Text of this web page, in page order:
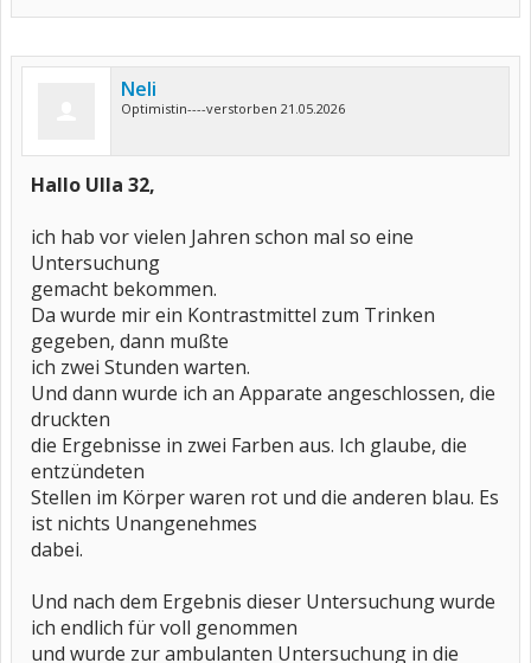
Neli
Optimistin----verstorben 21.05.2026
Hallo Ulla 32,
ich hab vor vielen Jahren schon mal so eine
Untersuchung
gemacht bekommen.
Da wurde mir ein Kontrastmittel zum Trinken
gegeben, dann mußte
ich zwei Stunden warten.
Und dann wurde ich an Apparate angeschlossen, die
druckten
die Ergebnisse in zwei Farben aus. Ich glaube, die
entzündeten
Stellen im Körper waren rot und die anderen blau. Es
ist nichts Unangenehmes
dabei.
Und nach dem Ergebnis dieser Untersuchung wurde
ich endlich für voll genommen
und wurde zur ambulanten Untersuchung in die